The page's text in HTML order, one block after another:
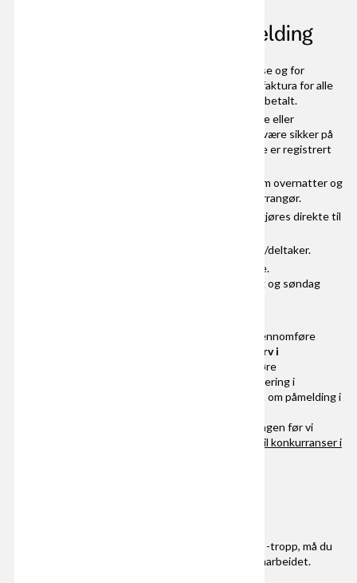
Viktig å huske på ved påmelding
All påmelding er bindende, både for konkurranse og for
eventuell workshop. Korpsene mottar samlet faktura for alle
påmeldte. Deltakelse forutsetter at faktura er betalt.
NB: Det er ikke anledning til å endre startnumre eller
aldersklasser etter påmeldingsfrist, sørg for å være sikker på
at all påmelding er korrekt og at alle startnumre er registrert
Behov for overnatting og bespisning (antall som overnatter og
forventet ankomst) gjøres direkte til teknisk arrangør.
Spørsmål og behov ved skoleovernatting kan gjøres direkte til
Annen overnatting gjøres av hver enkelt klubb/deltaker.
Workshop søndag avhenger av antall påmeldte.
PS. er det mange påmeldte brukes både lørdag og søndag
Vær oppmerksom på at vedkommende som skal gjennomføre
må være registrert med et styreverv i
. Sjekk dette i god tid før du skal gjøre
påmeldingen. Du finner mer informasjon om registrering i
Korpsdrift lenger ned på siden, og mer informasjon om påmelding i
Ønsker du å gjøre deg kjent med påmeldingsløsningen før vi
Påmelding til konkurranser i
Dersom du skal melde på en samarbeidsduett eller -tropp, må du
først sende inn dokumentasjon som bekrefter samarbeidet.